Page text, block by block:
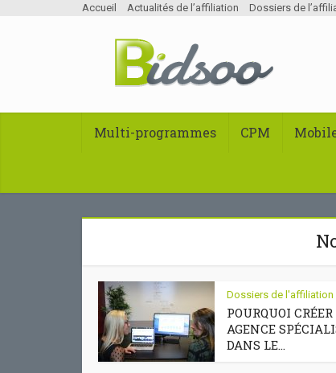
Accueil Actualités de l’affiliation Dossiers de
Multi-programmes CPM
Dossiers de l'affiliation
POURQUOI
AGENCE
DANS LE...